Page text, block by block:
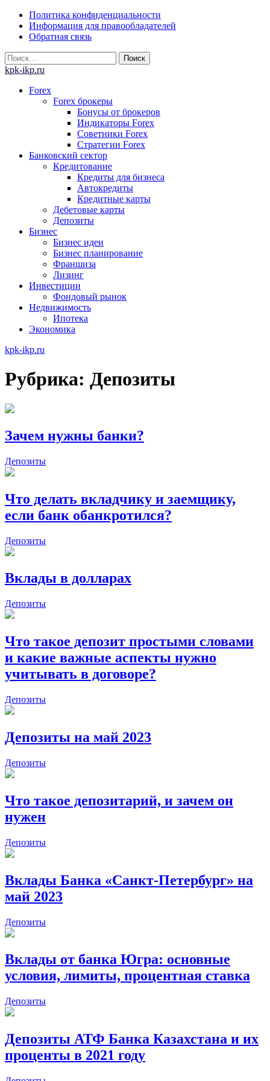
Skip
content
Политика конфиденциальности
Информация для правообладателей
Обратная связь
Найти:
kpk-ikp.ru
Forex
Forex брокеры
Бонусы от брокеров
Индикаторы Forex
Советники Forex
Стратегии Forex
Банковский сектор
Кредитование
Кредиты для бизнеса
Автокредиты
Кредитные карты
Дебетовые карты
Депозиты
Бизнес
Бизнес идеи
Бизнес планирование
Франшиза
Лизинг
Инвестиции
Фондовый рынок
Недвижимость
Ипотека
Экономика
kpk-ikp.ru
Рубрика: Депозиты
Зачем нужны банки?
Депозиты
Что делать вкладчику и заемщику,
если банк обанкротился?
Депозиты
Вклады в долларах
Депозиты
Что такое депозит простыми словами
и какие важные аспекты нужно
учитывать в договоре?
Депозиты
Депозиты на май 2023
Депозиты
Что такое депозитарий, и зачем он
нужен
Депозиты
Вклады Банка «Санкт-Петербург» на
май 2023
Депозиты
Вклады от банка Югра: основные
условия, лимиты, процентная ставка
Депозиты
Депозиты АТФ Банка Казахстана и их
проценты в 2021 году